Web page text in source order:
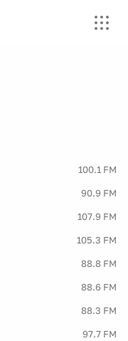
100.1 FM
90.9 FM
107.9 FM
105.3 FM
88.8 FM
88.6 FM
88.3 FM
97.7 FM